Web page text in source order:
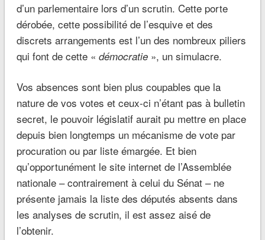
d’un parlementaire lors d’un scrutin. Cette porte
dérobée, cette possibilité de l’esquive et des
discrets arrangements est l’un des nombreux piliers
qui font de cette « démocratie», un simulacre.
Vos absences sont bien plus coupables que la
nature de vos votes et ceux-ci n’étant pas à bulletin
secret, le pouvoir législatif aurait pu mettre en place
depuis bien longtemps un mécanisme de vote par
procuration ou par liste émargée. Et bien
qu’opportunément le site internet de l’Assemblée
nationale – contrairement à celui du Sénat – ne
présente jamais la liste des députés absents dans
les analyses de scrutin, il est assez aisé de
l’obtenir.